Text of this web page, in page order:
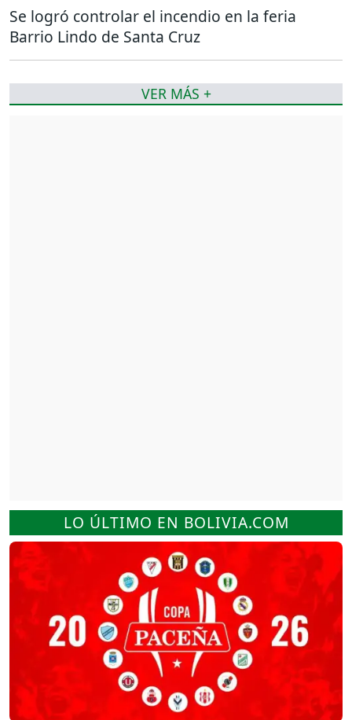
LO ÚLTIMO EN BOLIVIA.COM
Se logró controlar el incendio en la feria
Barrio Lindo de Santa Cruz
VER MÁS +